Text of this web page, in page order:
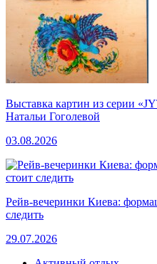
Выставка картин из серии
Натальи Гоголевой
03.08.2026
Рейв-вечеринки Киева:
следить
29.07.2026